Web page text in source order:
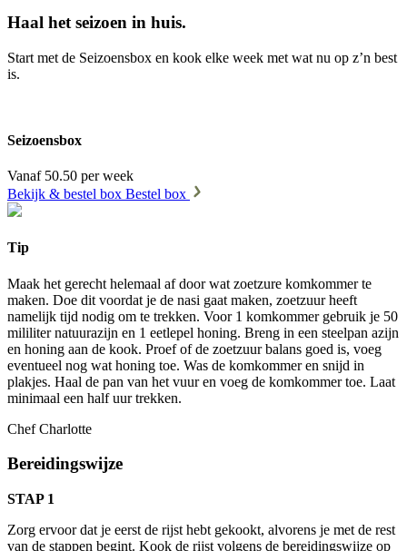
Haal het seizoen in huis.
Start met de Seizoensbox en kook elke week met wat nu op z’n best
is.
Seizoensbox
Vanaf 50.50 per week
Bekijk & bestel box Bestel box
Tip
Maak het gerecht helemaal af door wat zoetzure komkommer te
maken. Doe dit voordat je de nasi gaat maken, zoetzuur heeft
namelijk tijd nodig om te trekken. Voor 1 komkommer gebruik je 50
mililiter natuurazijn en 1 eetlepel honing. Breng in een steelpan azijn
en honing aan de kook. Proef of de zoetzuur balans goed is, voeg
eventueel nog wat honing toe. Was de komkommer en snijd in
plakjes. Haal de pan van het vuur en voeg de komkommer toe. Laat
minimaal een half uur trekken.
Chef Charlotte
Bereidingswijze
STAP 1
Zorg ervoor dat je eerst de rijst hebt gekookt, alvorens je met de rest
van de stappen begint. Kook de rijst volgens de bereidingswijze op